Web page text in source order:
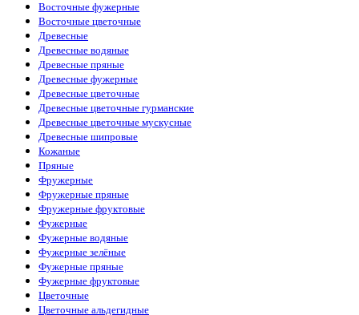
Восточные фужерные
Восточные цветочные
Древесные
Древесные водяные
Древесные пряные
Древесные фужерные
Древесные цветочные
Древесные цветочные гурманские
Древесные цветочные мускусные
Древесные шипровые
Кожаные
Пряные
Фружерные
Фружерные пряные
Фружерные фруктовые
Фужерные
Фужерные водяные
Фужерные зелёные
Фужерные пряные
Фужерные фруктовые
Цветочные
Цветочные альдегидные